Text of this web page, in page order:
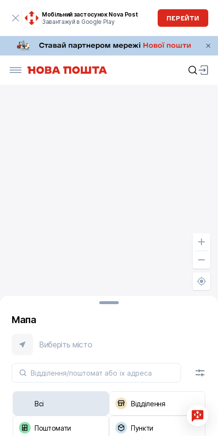
Мобільний застосунок Nova Post
Завантажуй в Google Play
ПЕРЕЙТИ
Мапа
Виберіть місто
Всі Відділення
Поштомати Пункти